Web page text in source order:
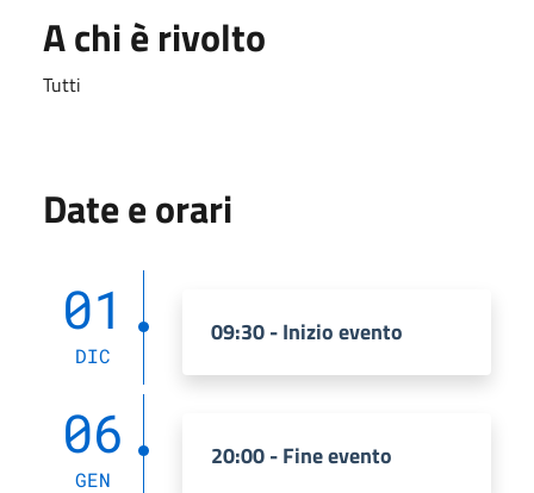
A chi è rivolto
Tutti
Date e orari
01
DIC
09:30 - Inizio evento
06
GEN
20:00 - Fine evento